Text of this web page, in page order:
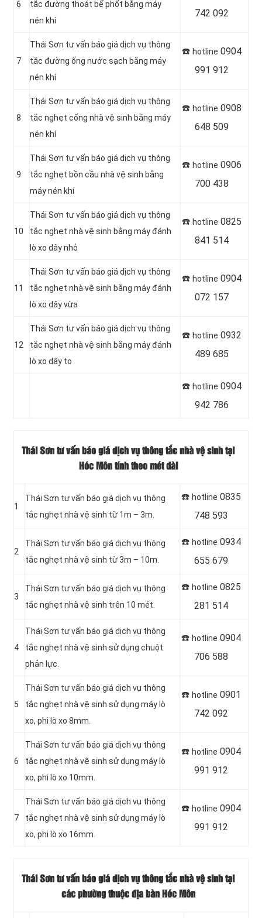
6
tắc đường thoát bể phốt bằng máy
nén khí
742 092
7
Thái Sơn tư vấn báo giá dịch vụ thông
tắc đường ống nước sạch bằng máy
nén khí
☎️ hotline 0904
991 912
8
Thái Sơn tư vấn báo giá dịch vụ thông
tắc nghẹt cống nhà vệ sinh bằng máy
nén khí
☎️ hotline 0908
648 509
9
Thái Sơn tư vấn báo giá dịch vụ thông
tắc nghẹt bồn cầu nhà vệ sinh bằng
máy nén khí
☎️ hotline 0906
700 438
10
Thái Sơn tư vấn báo giá dịch vụ thông
tắc nghẹt nhà vệ sinh bằng máy đánh
lò xo dây nhỏ
☎️ hotline 0825
841 514
11
Thái Sơn tư vấn báo giá dịch vụ thông
tắc nghẹt nhà vệ sinh bằng máy đánh
lò xo dây vừa
☎️ hotline 0904
072 157
12
Thái Sơn tư vấn báo giá dịch vụ thông
tắc nghẹt nhà vệ sinh bằng máy đánh
lò xo dây to
☎️ hotline 0932
489 685
☎️ hotline 0904
942 786
Thái Sơn tư vấn báo giá dịch vụ thông tắc nhà vệ sinh tại
Hóc Môn tính theo mét dài
1
Thái Sơn tư vấn báo giá dịch vụ thông
tắc nghẹt nhà vệ sinh từ 1m – 3m.
☎️ hotline 0835
748 593
2
Thái Sơn tư vấn báo giá dịch vụ thông
tắc nghẹt nhà vệ sinh từ 3m – 10m.
☎️ hotline 0934
655 679
3
Thái Sơn tư vấn báo giá dịch vụ thông
tắc nghẹt nhà vệ sinh trên 10 mét.
☎️ hotline 0825
281 514
4
Thái Sơn tư vấn báo giá dịch vụ thông
tắc nghẹt nhà vệ sinh sử dụng chuột
phản lực.
☎️ hotline 0904
706 588
5
Thái Sơn tư vấn báo giá dịch vụ thông
tắc nghẹt nhà vệ sinh sử dụng máy lò
xo, phi lò xo 8mm.
☎️ hotline 0901
742 092
6
Thái Sơn tư vấn báo giá dịch vụ thông
tắc nghẹt nhà vệ sinh sử dụng máy lò
xo, phi lò xo 10mm.
☎️ hotline 0904
991 912
7
Thái Sơn tư vấn báo giá dịch vụ thông
tắc nghẹt nhà vệ sinh sử dụng máy lò
xo, phi lò xo 16mm.
☎️ hotline 0904
991 912
Thái Sơn tư vấn báo giá dịch vụ thông tắc nhà vệ sinh tại
các phường thuộc địa bàn Hóc Môn